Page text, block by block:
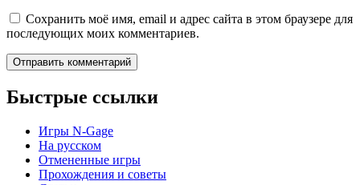
Сохранить моё имя, email и адрес сайта в этом браузере для
последующих моих комментариев.
Быстрые ссылки
Игры N-Gage
На русском
Отмененные игры
Прохождения и советы